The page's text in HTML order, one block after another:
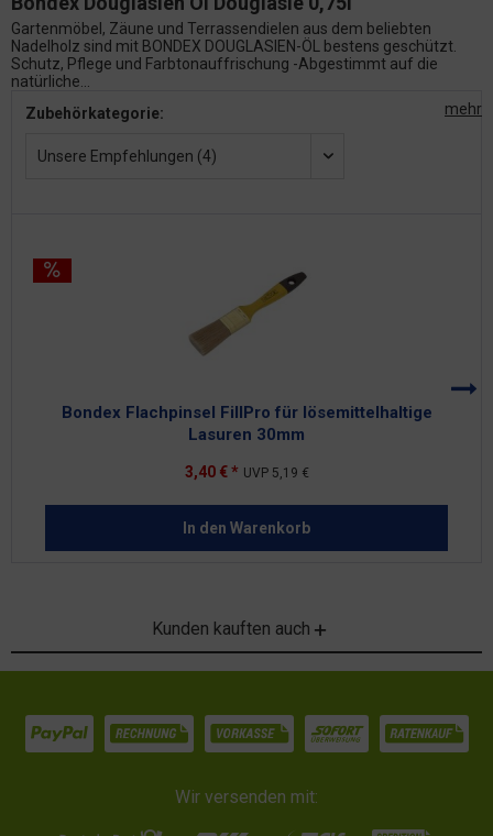
Gartenmöbel, Zäune und Terrassendielen aus dem beliebten
Nadelholz sind mit BONDEX DOUGLASIEN-ÖL bestens geschützt.
Schutz, Pflege und Farbtonauffrischung -Abgestimmt auf die
natürliche...
mehr
Zubehörkategorie:
Bondex Flachpinsel FillPro für lösemittelhaltige
Lasuren 30mm
3,40 € * UVP 5,19 €
In den Warenkorb
Kunden kauften auch
Wir versenden mit: